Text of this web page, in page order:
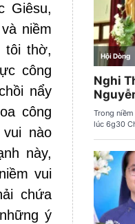
Giêsu,
niềm
tôi thờ,
công
nẩy
công
nào
này,
vui
chứa
ý